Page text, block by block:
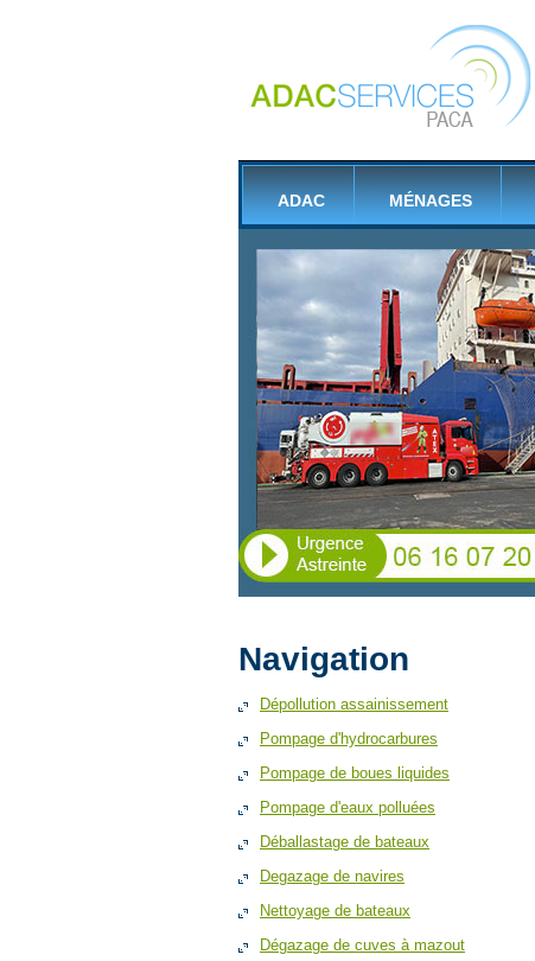
ADAC MÉNAGES
Navigation
Dépollution assainissement
Pompage d'hydrocarbures
Pompage de boues liquides
Pompage d'eaux polluées
Déballastage de bateaux
Degazage de navires
Nettoyage de bateaux
Dégazage de cuves à mazout